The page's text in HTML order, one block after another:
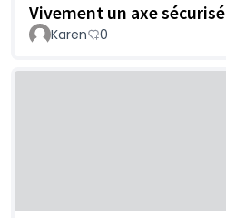
Vivement un axe sécurisé
Karen 0